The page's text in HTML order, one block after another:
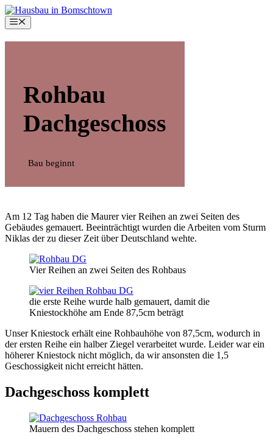
Zum
Inhalt
springen
Menü
Rohbau
Dachgeschoss
Bau beginnt
Am 12 Tag haben die Maurer vier Reihen an zwei Seiten des
Gebäudes gemauert. Beeinträchtigt wurden die Arbeiten vom Sturm
Niklas der zu dieser Zeit über Deutschland wehte.
Vier Reihen an zwei Seiten des Rohbaus
die erste Reihe wurde halb gemauert, damit die
Kniestockhöhe am Ende 87,5cm beträgt
Unser Kniestock erhält eine Rohbauhöhe von 87,5cm, wodurch in
der ersten Reihe ein halber Ziegel verarbeitet wurde. Leider war ein
höherer Kniestock nicht möglich, da wir ansonsten die 1,5
Geschossigkeit nicht erreicht hätten.
Dachgeschoss komplett
Mauern des Dachgeschoss stehen komplett